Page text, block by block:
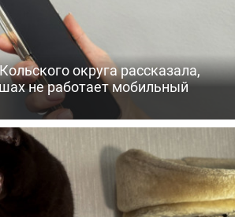
округа рассказала,
не работает мобильный